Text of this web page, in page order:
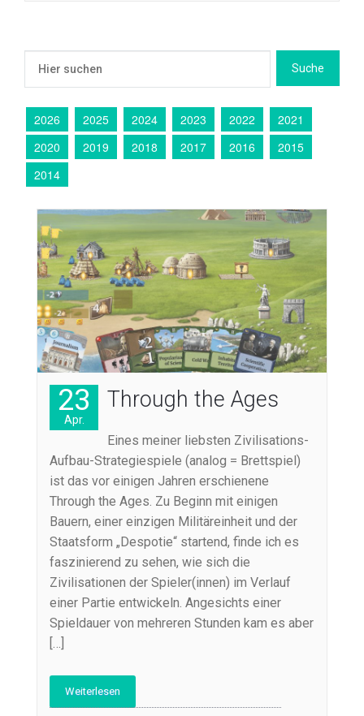
2026 2025 2024 2023 2022
2021
2020
2019 2018 2017 2016
2015
2014
23
Apr.
Through the Ages
Eines meiner liebsten Zivilisations-
Aufbau-Strategiespiele (analog = Brettspiel)
ist das vor einigen Jahren erschienene
Through the Ages. Zu Beginn mit einigen
Bauern, einer einzigen Militäreinheit und der
Staatsform „Despotie“ startend, finde ich es
faszinierend zu sehen, wie sich die
Zivilisationen der Spieler(innen) im Verlauf
einer Partie entwickeln. Angesichts einer
Spieldauer von mehreren Stunden kam es aber
Weiterlesen